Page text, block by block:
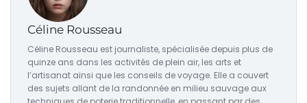
Céline Rousseau
Céline Rousseau est journaliste, spécialisée depuis plus de
quinze ans dans les activités de plein air, les arts et
l’artisanat ainsi que les conseils de voyage. Elle a couvert
des sujets allant de la randonnée en milieu sauvage aux